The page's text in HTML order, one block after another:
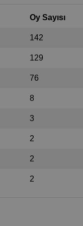
Oy Sayısı
142
129
76
8
3
2
2
2